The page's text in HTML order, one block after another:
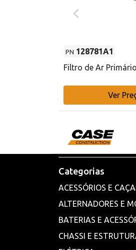
PN 128781A1
Filtro de Ar
Ver
Categorias
ACESSÓRIOS E
ALTERNADORES E
BATERIAS E
CHASSI E